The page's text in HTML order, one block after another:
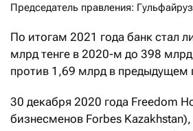
Председатель правления:
По итогам 2021 года банк стал
млрд тенге в 2020-м до 398
против 1,69 млрд в предыдущем
30 декабря 2020 года Freedom
бизнесменов Forbes